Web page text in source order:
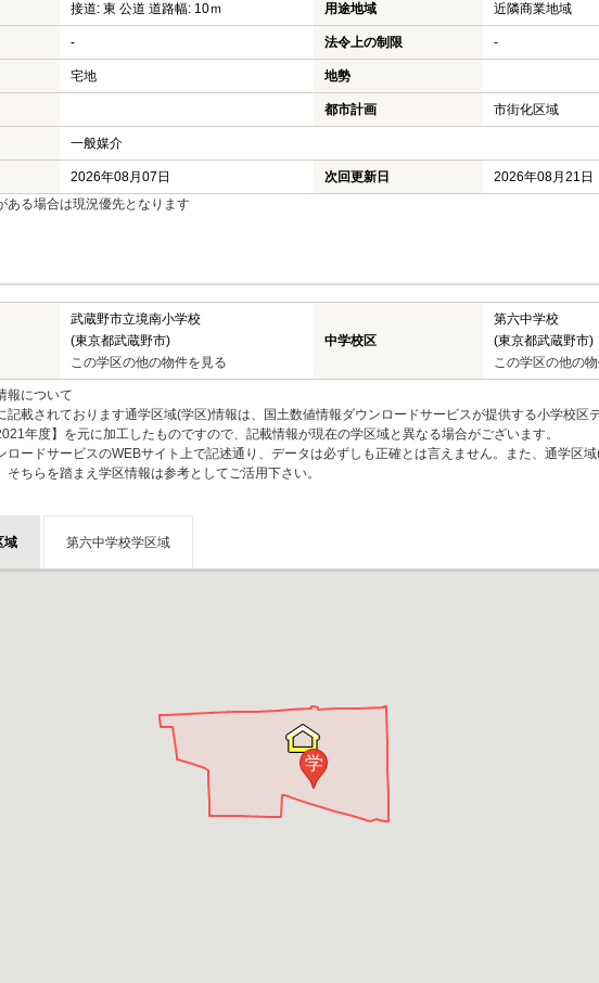
接道: 東 公道 道路幅: 10ｍ 用途地域 近隣商業地域
- 法令上の制限 -
宅地 地勢
都市計画 市街化区域
一般媒介
2026年08月07日 次回更新日
2026年08月21日
る場合は現況優先となります
武蔵野市立境南小学校
(東京都武蔵野市)
この学区の他の物件を見る
中学校区
第六中学校
(東京都武蔵野市)
この学区の他の
報について
記載されております通学区域(学区)情報は、国土数値情報ダウンロードサービスが提供する小学校区
年度】を元に加工したものですので、記載情報が現在の学区域と異なる場合がございます。
ロードサービスのWEBサイト上で記述通り、データは必ずしも正確とは言えません。また、通学区
そちらを踏まえ学区情報は参考としてご活用下さい。
域 第六中学校学区域
学